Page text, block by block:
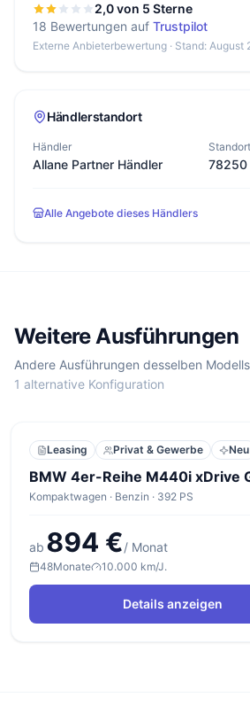
2,0 von 5 Sterne
18 Bewertungen auf Trustpilot
Externe Anbieterbewertung · Stand: August
Händlerstandort
Händler
Allane Partner Händler
Standort
78250
Alle Angebote dieses Händlers
Weitere Ausführungen
Andere Ausführungen desselben Modells
1 alternative Konfiguration
Leasing Privat & Gewerbe Neu
Kompaktwagen · Benzin · 392 PS
ab 894 €/ Monat
48Monate 10.000 km/J.
Details anzeigen